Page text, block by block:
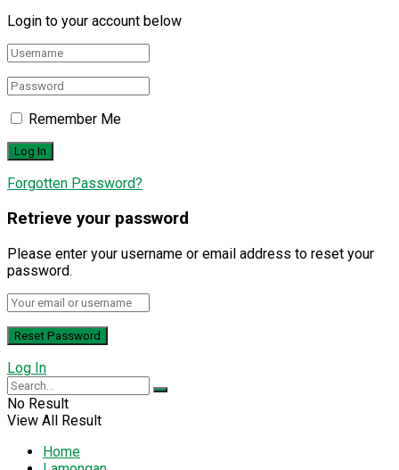
Login to your account below
Remember Me
Forgotten Password?
Retrieve your password
Please enter your username or email address to reset your
password.
Log In
No Result
View All Result
Home